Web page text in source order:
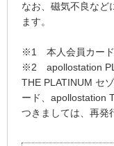
なお、磁気不良など
ます。
※1 本人会員カード
※2 apollostation
THE PLATINUM セ
ード、apollostation
つきましては、再発